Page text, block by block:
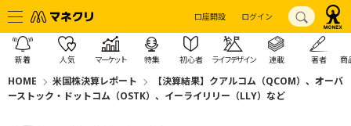
口座開設 ログイン
新着 人気 マーケット 特集 初心者 ライフデザイン 連載 著者 商
HOME 米国株決算レポート
【決算結果】クアルコム（QCOM）、オーバ
ーストック・ドットコム（OSTK）、イーライリリー（LLY）など